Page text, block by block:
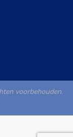
voorbehouden.